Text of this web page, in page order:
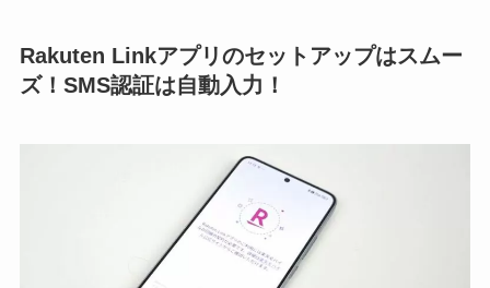
Rakuten Linkアプリのセットアップはスムー
ズ！SMS認証は自動入力！